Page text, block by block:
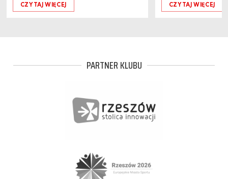
CZYTAJ WIĘCEJ CZYTAJ WIĘCEJ
PARTNER KLUBU